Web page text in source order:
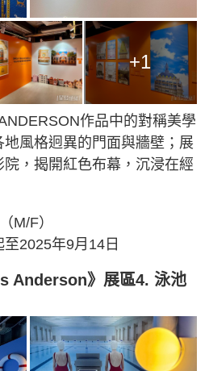
+1
作品中的對稱美學
地風格迥異的門面與牆壁；展
，揭開紅色布幕，沉浸在經
M/F）
2025年9月14日
Anderson》展區4. 泳池